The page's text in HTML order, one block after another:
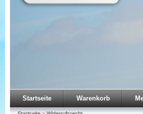
Startseite Warenkorb